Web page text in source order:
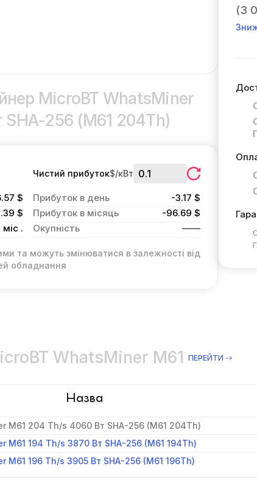
MicroBT WhatsMiner
256 (M61 204Th)
$
$
міс .
Чистий прибуток$/кВт
Прибуток в день
-3.17 $
Прибуток в місяць
-96.69 $
Окупність
та можуть змінюватися в залежності від
обладнання
(3
WhatsMiner M61 ПЕРЕЙТИ
Назва
M61 204 Th/s 4060 Вт SHA-256 (M61 204Th)
194 Th/s 3870 Вт SHA-256 (M61 194Th)
196 Th/s 3905 Вт SHA-256 (M61 196Th)